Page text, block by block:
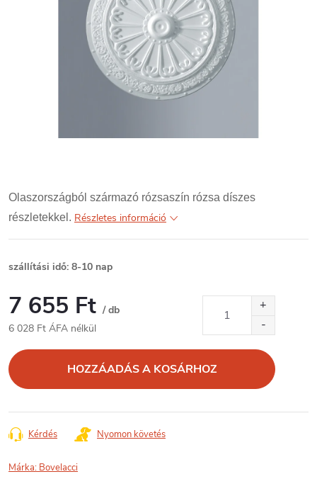
Olaszországból származó rózsaszín rózsa díszes
részletekkel. Részletes információ
szállítási idő: 8-10 nap
7 655 Ft / db
6 028 Ft ÁFA nélkül
HOZZÁADÁS A KOSÁRHOZ
Kérdés Nyomon követés
Márka: Bovelacci